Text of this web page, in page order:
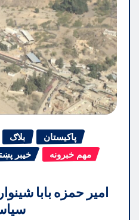
بلاګ
پاکیستان
خیبر
مهم خبرونه
امیر حمزه بابا